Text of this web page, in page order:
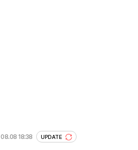
08.08 18:38 UPDATE